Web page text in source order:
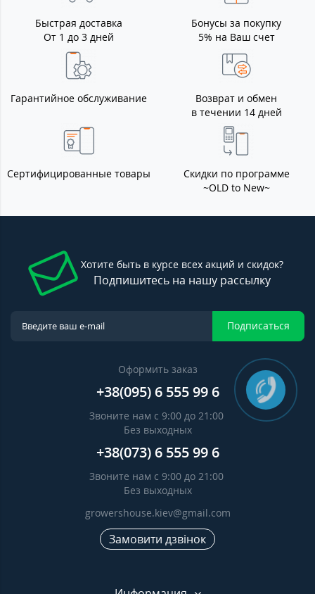
Быстрая доставка
От 1 до 3 дней
Бонусы за покупку
5% на Ваш счет
Гарантийное обслуживание
Возврат и обмен
в течении 14 дней
Сертифицированные товары
Скидки по программе
~OLD to New~
Хотите быть в курсе всех акций и скидок?
Подпишитесь на нашу рассылку
Подписаться
Оформить заказ
+38(095) 6 555 99 6
Звоните нам с 9:00 до 21:00
Без выходных
+38(073) 6 555 99 6
Звоните нам с 9:00 до 21:00
Без выходных
growershouse.kiev@gmail.com
Замовити дзвінок